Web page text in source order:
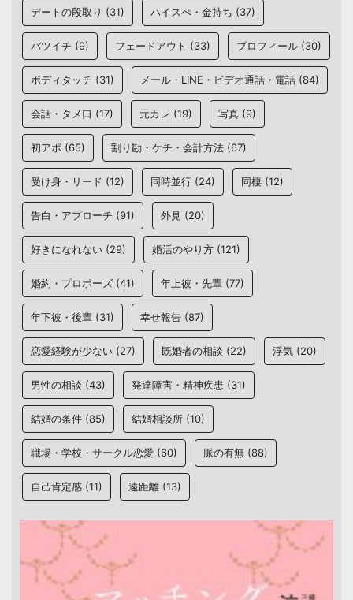
デートの段取り (31) ハイスぺ・金持ち (37)
バツイチ (9) フェードアウト (33) プロフィール (30)
ボディタッチ (31) メール・LINE・ビデオ通話・電話 (84)
会話・タメ口 (17) 元カレ (19) 写真 (9)
初アポ (65) 割り勘・ケチ・会計方法 (67)
受け身・リード (12) 同時並行 (24) 同棲 (12)
告白・アプローチ (91) 外見 (20)
好きになれない (29) 婚活のやり方 (121)
婚約・プロポーズ (41) 年上彼・先輩 (77)
年下彼・後輩 (31) 幸せ報告 (87)
恋愛経験が少ない (27) 既婚者の相談 (22) 浮気 (20)
男性の相談 (43) 発達障害・精神疾患 (31)
結婚の条件 (85) 結婚相談所 (10)
職場・学校・サークル恋愛 (60) 脈の有無 (88)
自己肯定感 (11) 遠距離 (13)